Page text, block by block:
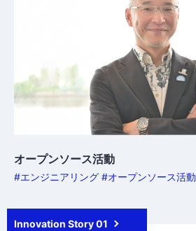
オープンソース活動
#エンジニアリング #オープンソース活動
Innovation Story 01